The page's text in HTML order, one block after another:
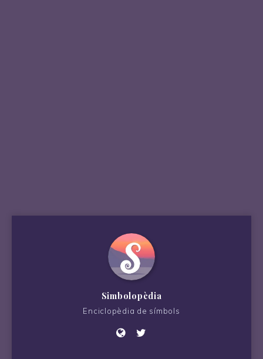
Simbolopèdia
Enciclopèdia de símbols